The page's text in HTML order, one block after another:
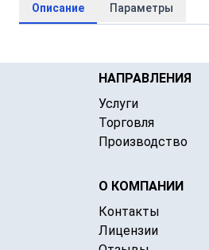
Описание Параметры
НАПРАВЛЕНИЯ
Услуги
Торговля
Производство
О КОМПАНИИ
Контакты
Лицензии